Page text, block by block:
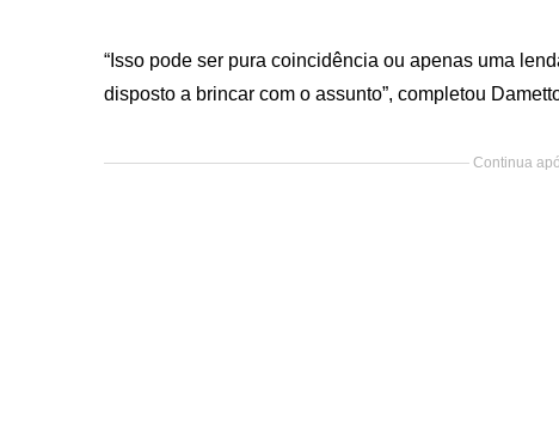
“Isso pode ser pura coincidência ou apenas uma
disposto a brincar com o assunto”, completou
Continua